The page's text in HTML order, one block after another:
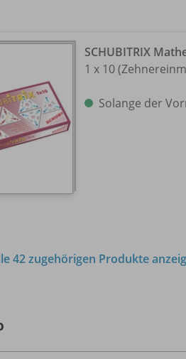
SCHUBITRIX
1 x 10
Solange der
42 zugehörigen Produkte